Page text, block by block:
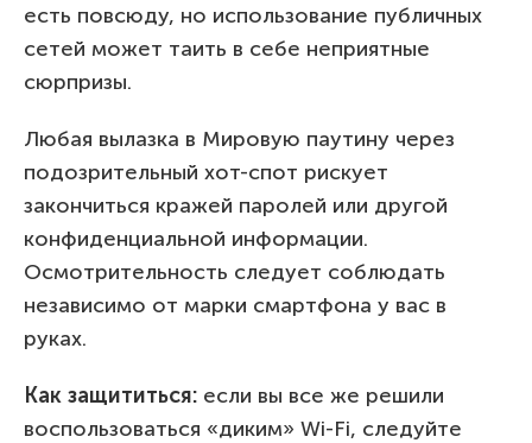
есть повсюду, но использование публичных
сетей может таить в себе неприятные
сюрпризы.
Любая вылазка в Мировую паутину через
подозрительный хот-спот рискует
закончиться кражей паролей или другой
конфиденциальной информации.
Осмотрительность следует соблюдать
независимо от марки смартфона у вас в
руках.
Как защититься: если вы все же решили
воспользоваться «диким» Wi-Fi, следуйте